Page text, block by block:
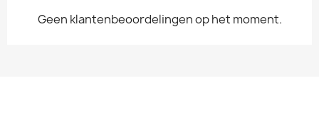
Geen klantenbeoordelingen op het moment.